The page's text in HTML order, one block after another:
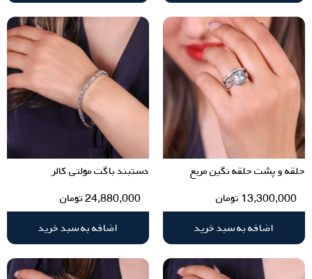
حلقه و پشت حلقه نگین مربع
13,300,000 تومان
اضافه به سبد خرید
دستبند باگت مولتی کالر
24,880,000تومان
اضافه به سبد خرید